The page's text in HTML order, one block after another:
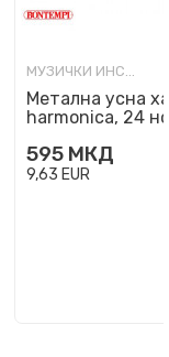
МУЗИЧКИ ИНСТРУМЕНТИ
Метална усна
harmonica, 24
595 МКД
9,63 EUR